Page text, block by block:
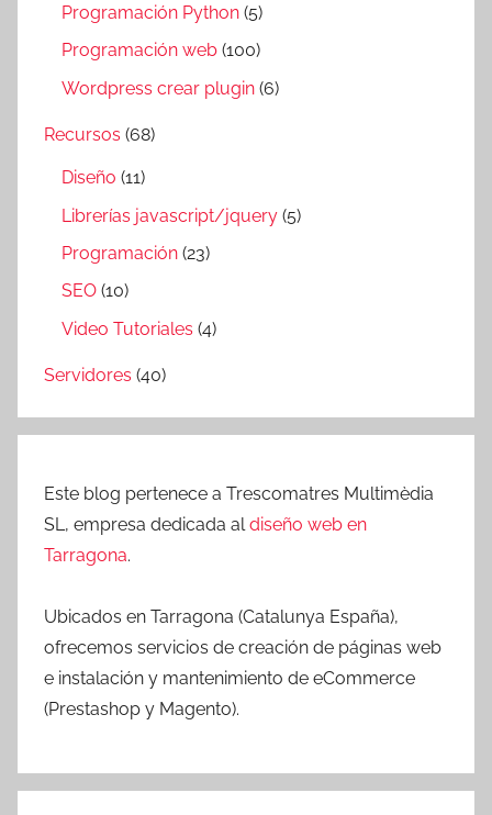
Programación Python (5)
Programación web (100)
Wordpress crear plugin (6)
Recursos (68)
Diseño (11)
Librerías javascript/jquery (5)
Programación (23)
SEO (10)
Video Tutoriales (4)
Servidores (40)
Este blog pertenece a Trescomatres Multimèdia
SL, empresa dedicada aldiseño web en
Tarragona.
Ubicados en Tarragona (Catalunya España),
ofrecemos servicios de creación de páginas web
e instalación y mantenimiento de eCommerce
(Prestashop y Magento).